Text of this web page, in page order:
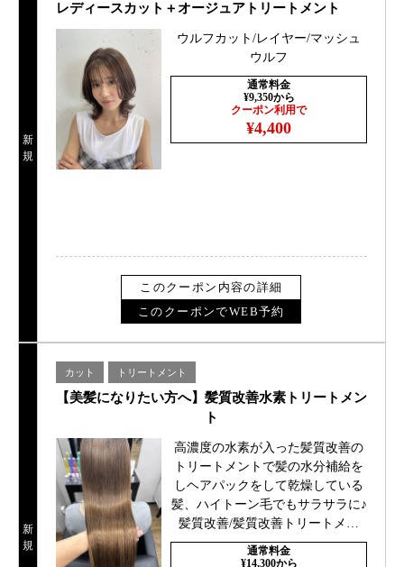
新
規
レディースカット＋オージュアトリートメント
ウルフカット/レイヤー/マッシュ
ウルフ
通常料金
¥9,350から
クーポン利用で
¥4,400
このクーポン内容の詳細
このクーポンでWEB予約
新
規
カット トリートメント
【美髪になりたい方へ】髪質改善水素トリートメン
ト
高濃度の水素が入った髪質改善の
トリートメントで髪の水分補給を
しヘアパックをして乾燥している
髪、ハイトーン毛でもサラサラに♪
髪質改善/髪質改善トリートメン
ト/髪質改善難波
通常料金
¥14,300から